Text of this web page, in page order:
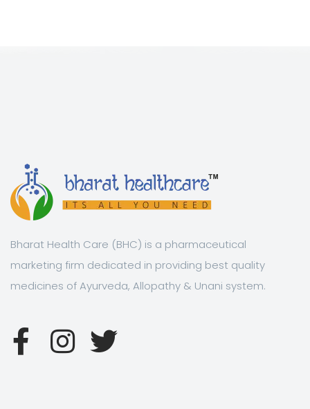
Bharat Health Care (BHC) is a pharmaceutical
marketing firm dedicated in providing best quality
medicines of Ayurveda, Allopathy & Unani system.